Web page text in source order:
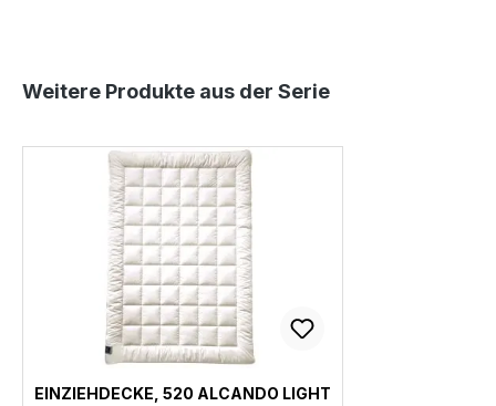
Produktgalerie überspringen
Weitere Produkte aus der Serie
EINZIEHDECKE, 520 ALCANDO LIGHT